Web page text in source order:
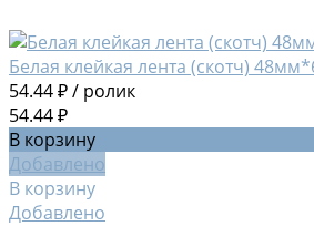
Белая клейкая лента (скотч)
54.44 ₽/ ролик
54.44 ₽
В корзину
Добавлено
В корзину
Добавлено